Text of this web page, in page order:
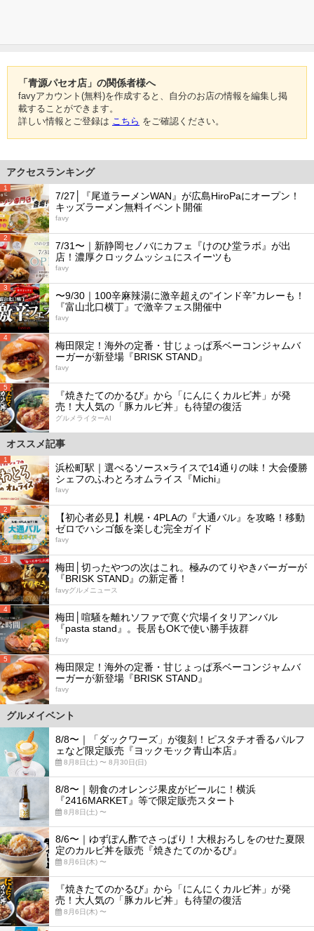
「青源パセオ店」の関係者様へ
favyアカウント(無料)を作成すると、自分のお店の情報を編集し掲
載することができます。
詳しい情報とご登録は こちら をご確認ください。
アクセスランキング
1
7/27│『尾道ラーメンWAN』が広島HiroPaにオープン！
キッズラーメン無料イベント開催
favy
2
7/31〜｜新静岡セノバにカフェ『けのひ堂ラボ』が出
店！濃厚クロックムッシュにスイーツも
favy
3
〜9/30｜100辛麻辣湯に激辛超えの“インド辛”カレーも！
『富山北口横丁』で激辛フェス開催中
favy
4
梅田限定！海外の定番・甘じょっぱ系ベーコンジャムバ
ーガーが新登場『BRISK STAND』
favy
5
『焼きたてのかるび』から「にんにくカルビ丼」が発
売！大人気の「豚カルビ丼」も待望の復活
グルメライターAI
オススメ記事
1
浜松町駅｜選べるソース×ライスで14通りの味！大会優勝
シェフのふわとろオムライス『Michi』
favy
2
【初心者必見】札幌・4PLAの『大通バル』を攻略！移動
ゼロでハシゴ飯を楽しむ完全ガイド
favy
3
梅田│切ったやつの次はこれ。極みのてりやきバーガーが
『BRISK STAND』の新定番！
favyグルメニュース
4
梅田│喧騒を離れソファで寛ぐ穴場イタリアンバル
『pasta stand』。長居もOKで使い勝手抜群
favy
5
梅田限定！海外の定番・甘じょっぱ系ベーコンジャムバ
ーガーが新登場『BRISK STAND』
favy
グルメイベント
8/8〜｜「ダックワーズ」が復刻！ピスタチオ香るパルフ
ェなど限定販売『ヨックモック青山本店』
8月8日(土) 〜 8月30日(日)
8/8〜｜朝食のオレンジ果皮がビールに！横浜
『2416MARKET』等で限定販売スタート
8月8日(土) 〜
8/6〜｜ゆずぽん酢でさっぱり！大根おろしをのせた夏限
定のカルビ丼を販売『焼きたてのかるび』
8月6日(木) 〜
『焼きたてのかるび』から「にんにくカルビ丼」が発
売！大人気の「豚カルビ丼」も待望の復活
8月6日(木) 〜